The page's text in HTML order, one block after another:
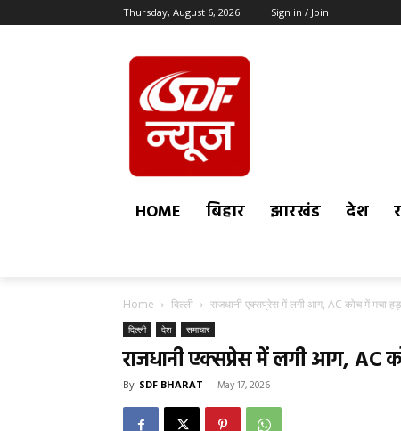
Thursday, August 6, 2026 Sign in / Join
HOME बिहार झारखंड देश
Home दिल्ली राजधानी एक्सप्रेस में लगी आग, AC कोच में मचा
दिल्ली देश समाचार
राजधानी एक्सप्रेस में लगी आग, AC
By SDF BHARAT - May 17, 2026